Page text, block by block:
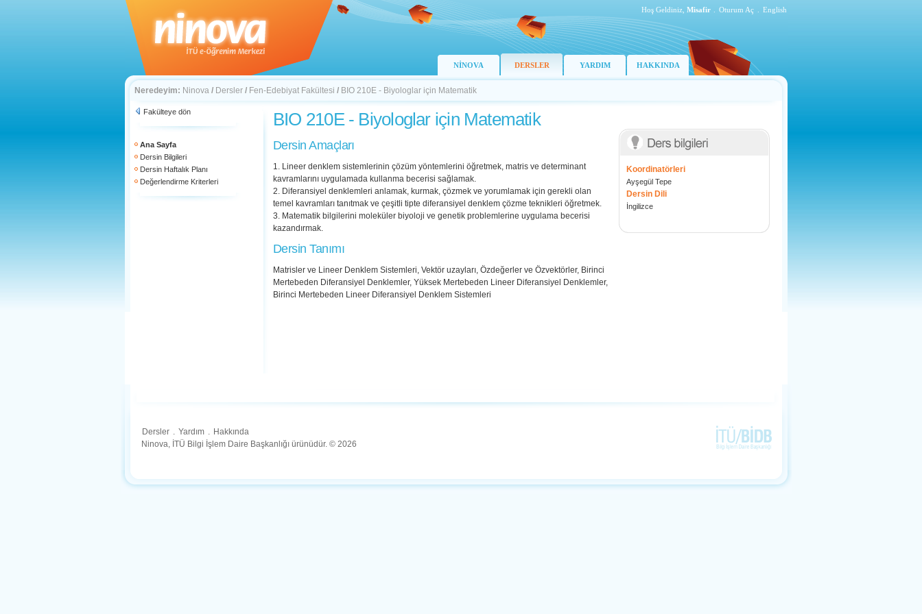
Hoş Geldiniz, Misafir Oturum Aç English
NİNOVA DERSLER YARDIM HAKKINDA
Neredeyim: Ninova / Dersler / Fen-Edebiyat Fakültesi / BIO 210E - Biyologlar için Matematik
Fakülteye dön
Ana Sayfa
Dersin Bilgileri
Dersin Haftalık Planı
Değerlendirme Kriterleri
BIO 210E - Biyologlar için Matematik
Dersin Amaçları
1. Lineer denklem sistemlerinin çözüm yöntemlerini öğretmek, matris ve determinant
kavramlarını uygulamada kullanma becerisi sağlamak.
2. Diferansiyel denklemleri anlamak, kurmak, çözmek ve yorumlamak için gerekli olan
temel kavramları tanıtmak ve çeşitli tipte diferansiyel denklem çözme teknikleri öğretmek.
3. Matematik bilgilerini moleküler biyoloji ve genetik problemlerine uygulama becerisi
kazandırmak.
Dersin Tanımı
Matrisler ve Lineer Denklem Sistemleri, Vektör uzayları, Özdeğerler ve Özvektörler, Birinci
Mertebeden Diferansiyel Denklemler, Yüksek Mertebeden Lineer Diferansiyel Denklemler,
Birinci Mertebeden Lineer Diferansiyel Denklem Sistemleri
Koordinatörleri
Ayşegül Tepe
Dersin Dili
İngilizce
Dersler . Yardım . Hakkında
Ninova, İTÜ Bilgi İşlem Daire Başkanlığı ürünüdür. © 2026